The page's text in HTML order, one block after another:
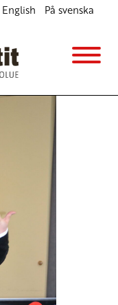
På svenska
väliarvio